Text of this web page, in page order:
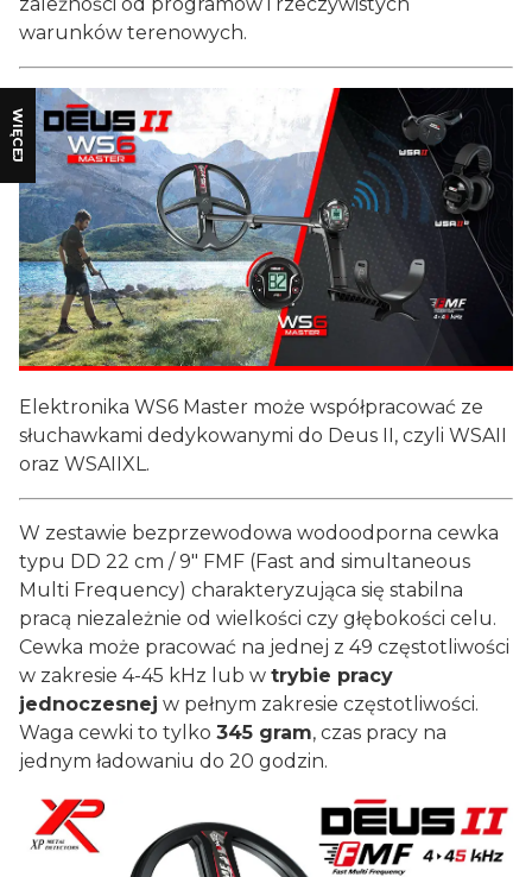
WIĘCEJ
warunków terenowych.
Elektronika WS6 Master może współpracować ze
słuchawkami dedykowanymi do Deus II, czyli WSAII
oraz WSAIIXL.
W zestawie bezprzewodowa wodoodporna cewka
typu DD 22 cm / 9" FMF (Fast and simultaneous
Multi Frequency) charakteryzująca się stabilna
pracą niezależnie od wielkości czy głębokości celu.
Cewka może pracować na jednej z 49 częstotliwości
w zakresie 4-45 kHz lub w trybie pracy
jednoczesnej w pełnym zakresie częstotliwości.
Waga cewki to tylko 345 gram, czas pracy na
jednym ładowaniu do 20 godzin.